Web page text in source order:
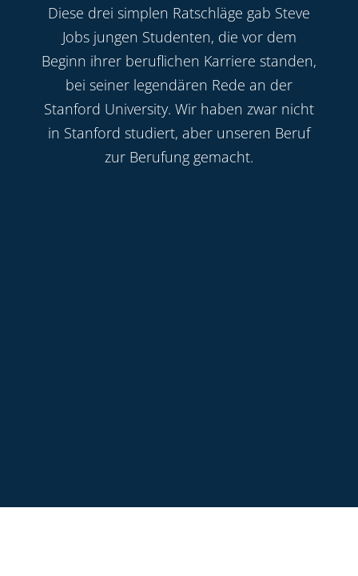
Diese drei simplen Ratschläge gab Steve
Jobs jungen Studenten, die vor dem
Beginn ihrer beruflichen Karriere standen,
bei seiner legendären Rede an der
Stanford University. Wir haben zwar nicht
in Stanford studiert, aber unseren Beruf
zur Berufung gemacht.